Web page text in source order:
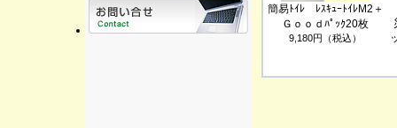
簡易ﾄｲﾚ ﾚｽｷｭｰﾄｲﾚM2＋
Ｇｏｏｄﾊﾟｯｸ20枚
9,180円（税込）